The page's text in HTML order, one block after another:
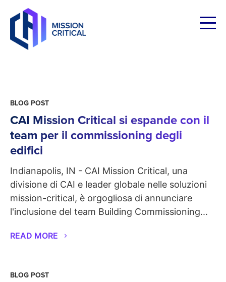
content
BLOG POST
CAI Mission Critical si espande con il
team per il commissioning degli
edifici
Indianapolis, IN - CAI Mission Critical, una
divisione di CAI e leader globale nelle soluzioni
mission-critical, è orgogliosa di annunciare
l'inclusione del team Building Commissioning...
READ MORE
BLOG POST